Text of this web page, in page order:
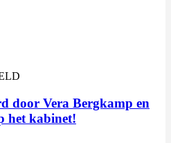
door Vera Bergkamp en
het kabinet!